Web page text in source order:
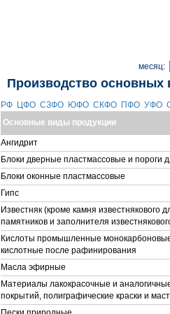
месяц:
Производство основных
РФ ЦФО СЗФО ЮФО СКФО ПФО УФО
Основные виды продукции
Ангидрит
Блоки дверные пластмассовые и пороги
Блоки оконные пластмассовые
Гипс
Известняк (кроме камня известнякового
памятников и заполнителя
Кислоты промышленные
кислотные после рафинирования
Масла эфирные
Материалы лакокрасочные и
покрытий, полиграфические краски и